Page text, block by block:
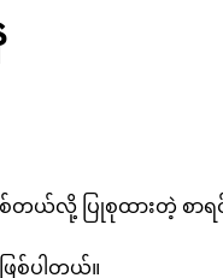
ြစ်တယ်လို့ ပြုစုထားတဲ့ စ
ြစ်ပါတယ်။